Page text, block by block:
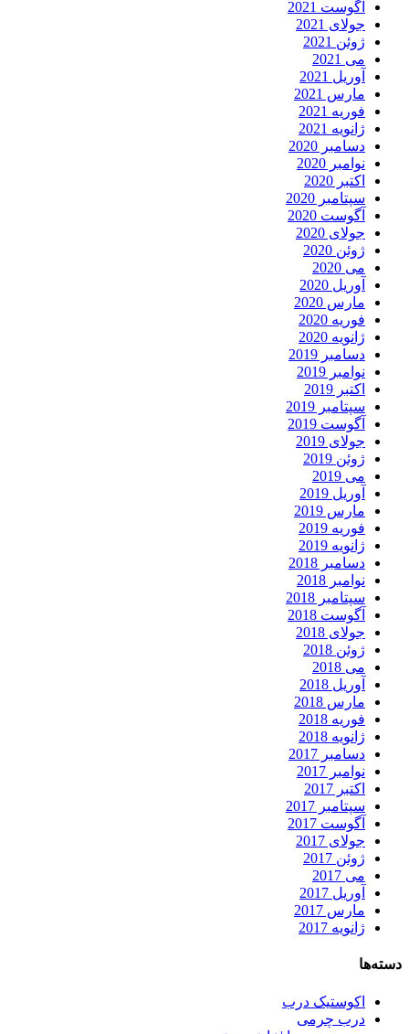
آگوست 2021
جولای 2021
ژوئن 2021
می 2021
آوریل 2021
مارس 2021
فوریه 2021
ژانویه 2021
دسامبر 2020
نوامبر 2020
اکتبر 2020
سپتامبر 2020
آگوست 2020
جولای 2020
ژوئن 2020
می 2020
آوریل 2020
مارس 2020
فوریه 2020
ژانویه 2020
دسامبر 2019
نوامبر 2019
اکتبر 2019
سپتامبر 2019
آگوست 2019
جولای 2019
ژوئن 2019
می 2019
آوریل 2019
مارس 2019
فوریه 2019
ژانویه 2019
دسامبر 2018
نوامبر 2018
سپتامبر 2018
آگوست 2018
جولای 2018
ژوئن 2018
می 2018
آوریل 2018
مارس 2018
فوریه 2018
ژانویه 2018
دسامبر 2017
نوامبر 2017
اکتبر 2017
سپتامبر 2017
آگوست 2017
جولای 2017
ژوئن 2017
می 2017
آوریل 2017
مارس 2017
ژانویه 2017
دسته‌ها
اکوستیک درب
درب چرمی